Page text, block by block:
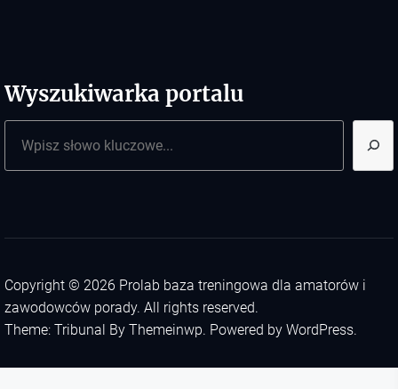
Wyszukiwarka portalu
Copyright © 2026 Prolab baza treningowa dla amatorów i
zawodowców porady. All rights reserved.
Theme: Tribunal By Themeinwp. Powered by WordPress.